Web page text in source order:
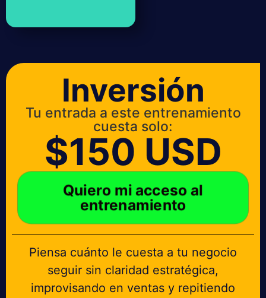
Inversión
Tu entrada a este entrenamiento
cuesta solo:
$150 USD
Quiero mi acceso al
entrenamiento
Piensa cuánto le cuesta a tu negocio
seguir sin claridad estratégica,
improvisando en ventas y repitiendo